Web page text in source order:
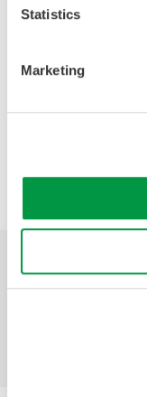
Statistics
Marketing
業種